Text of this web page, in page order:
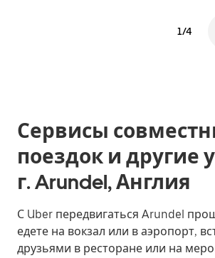
1/4
Сервисы
поездок и другие
г. Arundel, Англия
С Uber передвигаться Arundel
едете на вокзал или в аэропорт,
друзьями в ресторане или на